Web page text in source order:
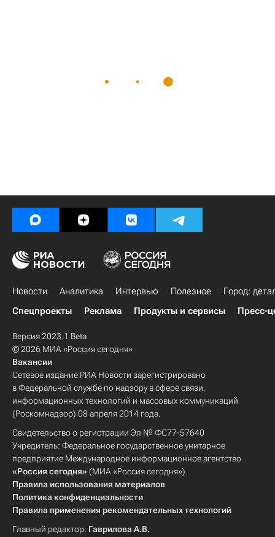
Новости Аналитика Интервью Полезное
Город:
Спецпроекты
Реклама Продукты и сервисы Пресс-
Версия 2023.1 Beta
© 2026 МИА «Россия сегодня»
Вакансии
Сетевое издание РИА Новости зарегистрировано
в Федеральной службе по надзору в сфере связи,
информационных технологий и массовых коммуникаций
(Роскомнадзор) 08 апреля 2014 года.
Свидетельство о регистрации Эл № ФС77-57640
Учредитель: Федеральное государственное унитарное
предприятие Международное информационное агентство
«Россия сегодня» (МИА «Россия сегодня»).
Правила использования материалов
Политика конфиденциальности
Правила применения рекомендательных технологий
Главный редактор: Гаврилова А.В.